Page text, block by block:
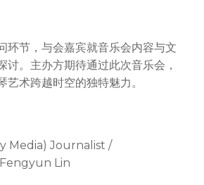
环节，与会嘉宾就音乐会内容与文
讨。主办方期待通过此次音乐会，
艺术跨越时空的独特魅力。
Media) Journalist /
Lin